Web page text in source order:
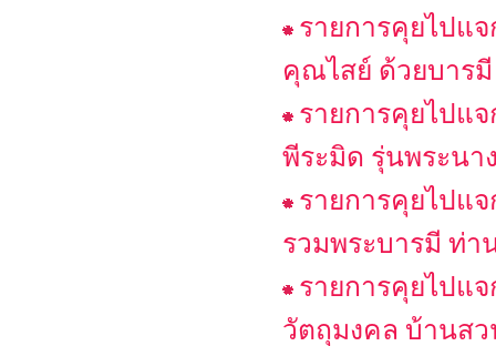
รายการคุยไปแ
คุณไสย์ ด้วยบารมี
รายการคุยไปแ
พีระมิด รุ่นพระนา
รายการคุยไปแจ
รวมพระบารมี ท่า
รายการคุยไปแ
วัตถุมงคล บ้านส